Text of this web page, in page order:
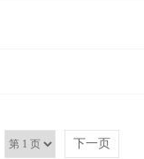
下一页